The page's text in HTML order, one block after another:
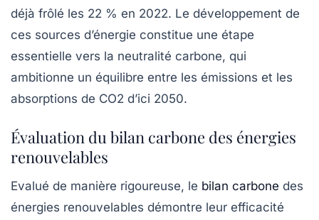
déjà frôlé les 22 % en 2022. Le développement de
ces sources d’énergie constitue une étape
essentielle vers la neutralité carbone, qui
ambitionne un équilibre entre les émissions et les
absorptions de CO2 d’ici 2050.
Évaluation du bilan carbone des énergies
renouvelables
Evalué de manière rigoureuse, le bilan carbone des
énergies renouvelables démontre leur efficacité